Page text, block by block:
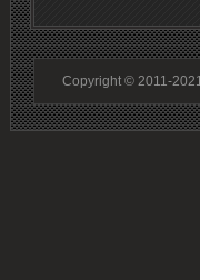
Copyright © 2011-